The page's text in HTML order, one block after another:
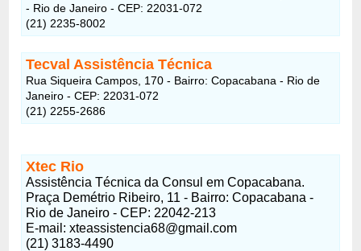
- Rio de Janeiro - CEP: 22031-072
(21) 2235-8002
Tecval Assistência Técnica
Rua Siqueira Campos, 170 - Bairro: Copacabana - Rio de
Janeiro - CEP: 22031-072
(21) 2255-2686
Xtec Rio
Assistência Técnica da Consul em Copacabana.
Praça Demétrio Ribeiro, 11 - Bairro: Copacabana -
Rio de Janeiro - CEP: 22042-213
E-mail: xteassistencia68@gmail.com
(21) 3183-4490